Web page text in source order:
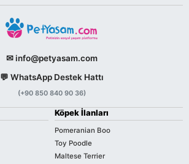
✉ info@petyasam.com
💬 WhatsApp Destek Hattı
(+90 850 840 90 36)
Köpek İlanları
Pomeranian Boo
Toy Poodle
Maltese Terrier